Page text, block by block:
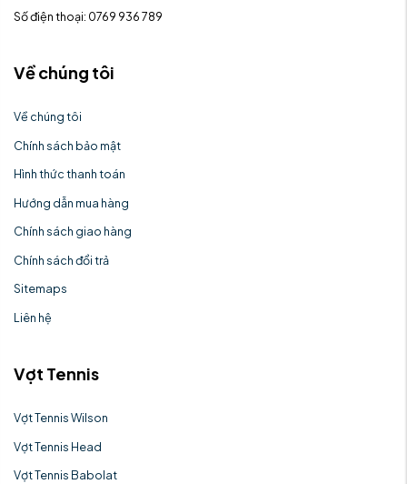
Số điện thoại: 0769 936 789
Về chúng tôi
Về chúng tôi
Chính sách bảo mật
Hình thức thanh toán
Hướng dẫn mua hàng
Chính sách giao hàng
Chính sách đổi trả
Sitemaps
Liên hệ
Vợt Tennis
Vợt Tennis Wilson
Vợt Tennis Head
Vợt Tennis Babolat